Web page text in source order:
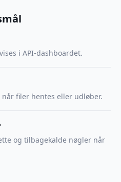
i API-dashboardet.
filer hentes eller udløber.
og tilbagekalde nøgler når